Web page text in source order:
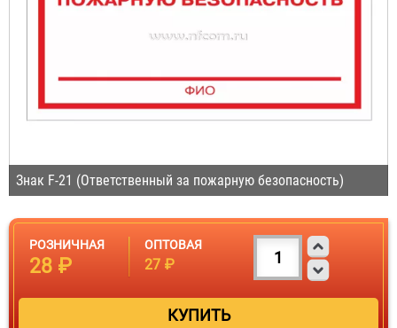
Знак F-21 (Ответственный за пожарную безопасность)
РОЗНИЧНАЯ
28 ₽
ОПТОВАЯ
27 ₽